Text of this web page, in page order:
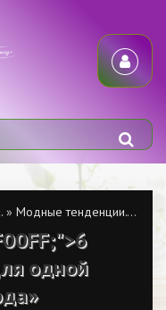
» Модные тенденции.»
одной